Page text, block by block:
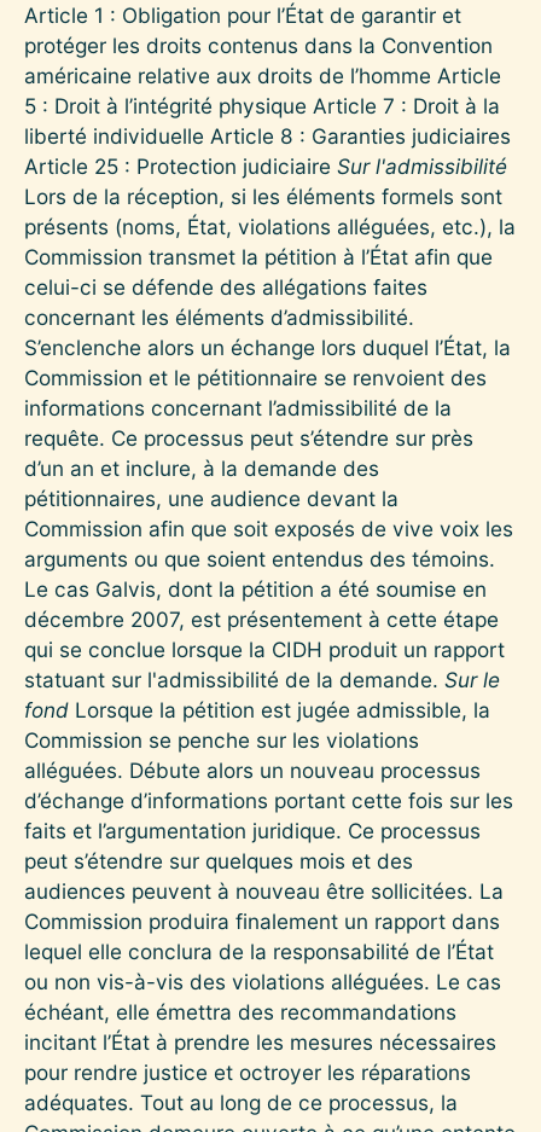
Article 1 : Obligation pour l’État de garantir et
protéger les droits contenus dans la Convention
américaine relative aux droits de l’homme Article
5 : Droit à l’intégrité physique Article 7 : Droit à la
liberté individuelle Article 8 : Garanties judiciaires
Article 25 : Protection judiciaire Sur l'admissibilité
Lors de la réception, si les éléments formels sont
présents (noms, État, violations alléguées, etc.), la
Commission transmet la pétition à l’État afin que
celui-ci se défende des allégations faites
concernant les éléments d’admissibilité.
S’enclenche alors un échange lors duquel l’État, la
Commission et le pétitionnaire se renvoient des
informations concernant l’admissibilité de la
requête. Ce processus peut s’étendre sur près
d’un an et inclure, à la demande des
pétitionnaires, une audience devant la
Commission afin que soit exposés de vive voix les
arguments ou que soient entendus des témoins.
Le cas Galvis, dont la pétition a été soumise en
décembre 2007, est présentement à cette étape
qui se conclue lorsque la CIDH produit un rapport
statuant sur l'admissibilité de la demande. Sur le
fond Lorsque la pétition est jugée admissible, la
Commission se penche sur les violations
alléguées. Débute alors un nouveau processus
d’échange d’informations portant cette fois sur les
faits et l’argumentation juridique. Ce processus
peut s’étendre sur quelques mois et des
audiences peuvent à nouveau être sollicitées. La
Commission produira finalement un rapport dans
lequel elle conclura de la responsabilité de l’État
ou non vis-à-vis des violations alléguées. Le cas
échéant, elle émettra des recommandations
incitant l’État à prendre les mesures nécessaires
pour rendre justice et octroyer les réparations
adéquates. Tout au long de ce processus, la